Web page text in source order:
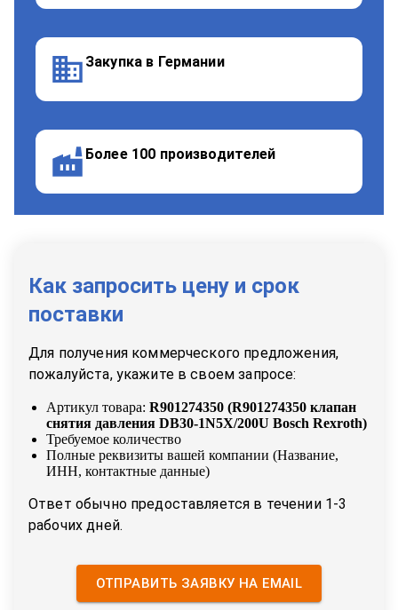
Закупка в Германии
Более 100 производителей
Как запросить цену и срок
поставки
Для получения коммерческого предложения,
пожалуйста, укажите в своем запросе:
Артикул товара: R901274350 (R901274350 клапан
снятия давления DB30-1N5X/200U Bosch Rexroth)
Требуемое количество
Полные реквизиты вашей компании (Название,
ИНН, контактные данные)
Ответ обычно предоставляется в течении 1-3
рабочих дней.
ОТПРАВИТЬ ЗАЯВКУ НА EMAIL